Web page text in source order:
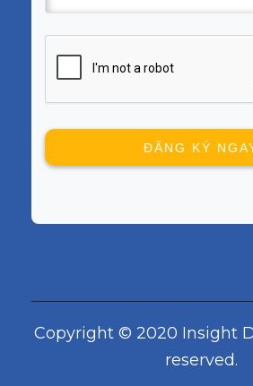
Copyright © 2020 Insight
reserved.